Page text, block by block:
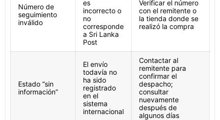
Número de
seguimiento
inválido
es
incorrecto o
no
corresponde
a Sri Lanka
Post
Verificar el número
con el remitente o
la tienda donde se
realizó la compra
Estado “sin
información”
El envío
todavía no
ha sido
registrado
en el
sistema
internacional
Contactar al
remitente para
confirmar el
despacho;
consultar
nuevamente
después de
algunos días